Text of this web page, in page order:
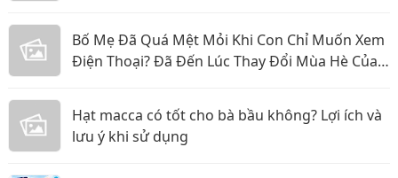
Bố Mẹ Đã Quá Mệt Mỏi Khi Con Chỉ Muốn Xem
Điện Thoại? Đã Đến Lúc Thay Đổi Mùa Hè Của
Hạt macca có tốt cho bà bầu không? Lợi ích và
lưu ý khi sử dụng